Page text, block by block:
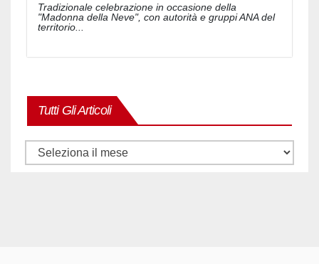
Tradizionale celebrazione in occasione della
"Madonna della Neve", con autorità e gruppi ANA del
territorio...
Tutti Gli Articoli
Tutti